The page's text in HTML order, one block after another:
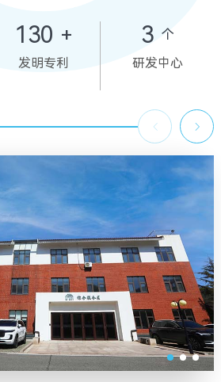
130 +
发明专利
3 个
研发中心